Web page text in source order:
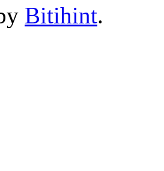
Bitihint.